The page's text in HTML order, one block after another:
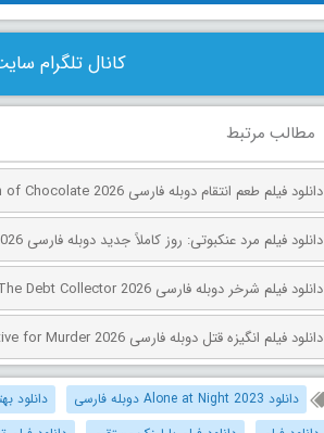
کانال تلگرام
مطالب مرتبط
دانلود فیلم طعم انتقام دوبله فارسی One Spoon of Chocolate 2026
دانلود فیلم مرد عنکبوتی: روز کاملاً جدید دوبله فارسی Spider-Man: Brand New Day 2026
دانلود فیلم شرخر دوبله فارسی The Debt Collector 2026
دانلود فیلم انگیزه قتل دوبله فارسی M4M: Motive for Murder 2026
دانلود Alone at Night 2023 دوبله فارسی دانلود